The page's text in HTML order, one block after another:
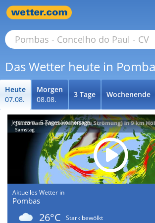
Das Wetter heute in
Heute
07.08.
Morgen
08.08.
3 Tage Wochenende
Jetstream - 5-Tages-Vorhersage
Aktuelles Wetter in
Pombas
26°C
Stark bewölkt